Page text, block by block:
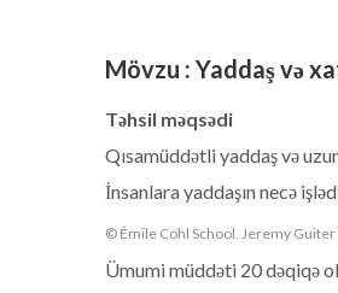
Mövzu : Yaddaş və
Təhsil məqsədi
Qısamüddətli yaddaş və
İnsanlara yaddaşın necə
© Émile Cohl School. Jeremy Guiter
Ümumi müddəti 20 dəqiqə